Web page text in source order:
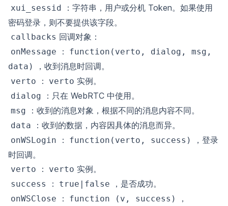
xui_sessid
：字符串，用户或分机 Token。如果使用
密码登录，则不要提供该字段。
callbacks 回调对象：
onMessage ：
function(verto, dialog, msg,
data)
，收到消息时回调。
verto ： verto 实例。
dialog ：只在 WebRTC 中使用。
msg ：收到的消息对象，根据不同的消息内容不同。
data ：收到的数据，内容因具体的消息而异。
onWSLogin ： function(verto, success)
，登录
时回调。
verto ： verto 实例。
success ： true|false ，是否成功。
onWSClose ： function (v, success)
，